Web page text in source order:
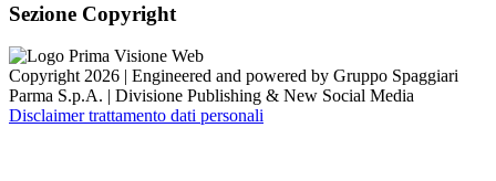
Sezione Copyright
Copyright 2026 | Engineered and powered by Gruppo Spaggiari
Parma S.p.A. | Divisione Publishing & New Social Media
Disclaimer trattamento dati personali